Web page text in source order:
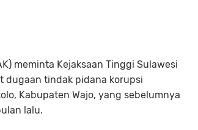
meminta Kejaksaan Tinggi Sulawesi
dugaan tindak pidana korupsi
Kabupaten Wajo, yang sebelumnya
lalu.